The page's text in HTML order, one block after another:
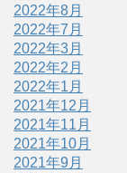
2022年8月
2022年7月
2022年3月
2022年2月
2022年1月
2021年12月
2021年11月
2021年10月
2021年9月